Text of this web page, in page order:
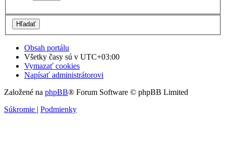
Obsah portálu
Všetky časy sú v UTC+03:00
Vymazať cookies
Napísať administrátorovi
Založené na phpBB® Forum Software © phpBB Limited
Súkromie | Podmienky